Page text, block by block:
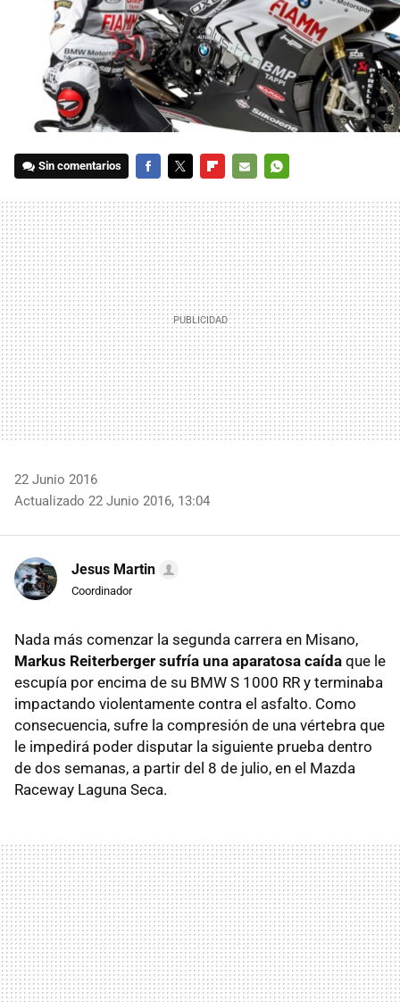
Sin comentarios
MAIL
22 Junio 2016
Actualizado 22 Junio 2016, 13:04
Jesus Martin
Coordinador
Nada más comenzar la segunda carrera en Misano,
Markus Reiterberger sufría una aparatosa caída que le
escupía por encima de su BMW S 1000 RR y terminaba
impactando violentamente contra el asfalto. Como
consecuencia, sufre la compresión de una vértebra que
le impedirá poder disputar la siguiente prueba dentro
de dos semanas, a partir del 8 de julio, en el Mazda
Raceway Laguna Seca.